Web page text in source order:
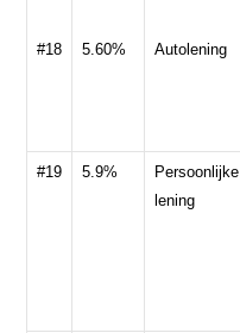
#18 5.60% Autolening
#19 5.9%
Persoonlijke
lening